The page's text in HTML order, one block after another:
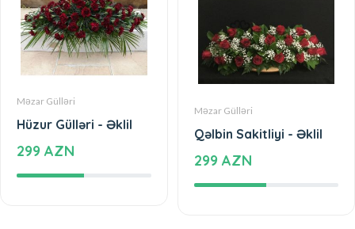
Məzar Gülləri
Hüzur Gülləri - Əklil
299 AZN
Məzar Gülləri
Qəlbin Sakitliyi - Əklil
299 AZN